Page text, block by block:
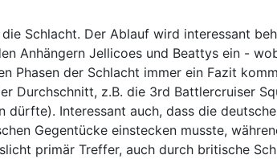
Schlacht. Der Ablauf wird interessant
Anhängern Jellicoes und Beattys ein -
Phasen der Schlacht immer ein Fazit
Durchschnitt, z.B. die 3rd Battlercruiser
dürfte). Interessant auch, dass die
Gegentücke einstecken musste,
primär Treffer, auch durch britische